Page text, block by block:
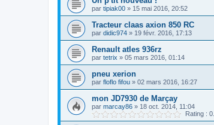
par tipiak00 » 15 mai 2016, 20:52
Tracteur claas axion 850 RC
par didic974 » 19 févr. 2016, 17:13
Renault atles 936rz
par tetrix » 05 mars 2016, 01:14
pneu xerion
par floflo fifou » 02 mars 2016, 16:27
mon JD7930 de Marçay
par marcay86 » 18 oct. 2014, 11:04
Rating :